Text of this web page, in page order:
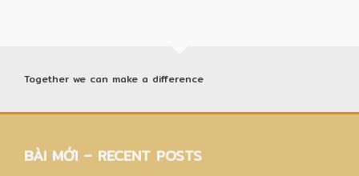
Together we can make a difference
BÀI MỚI – RECENT POSTS